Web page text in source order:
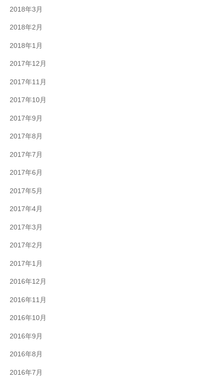
2018年3月
2018年2月
2018年1月
2017年12月
2017年11月
2017年10月
2017年9月
2017年8月
2017年7月
2017年6月
2017年5月
2017年4月
2017年3月
2017年2月
2017年1月
2016年12月
2016年11月
2016年10月
2016年9月
2016年8月
2016年7月